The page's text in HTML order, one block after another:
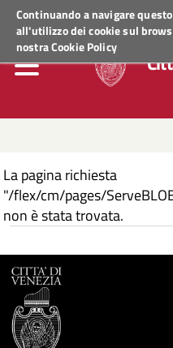
Continuando a navigare
all'utilizzo dei cookie sul
nostraCookie Policy
Regione VenetoACCEDI AI
La pagina richiesta
"/flex/cm/pages/
non è stata trovata.